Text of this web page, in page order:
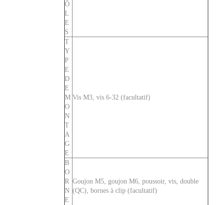
Ô
L
E
S
T
Y
P
E
D
E
M
O
N
T
A
G
E
Vis M3, vis 6-32 (facultatif)
B
O
R
N
E
Goujon M5, goujon M6, poussoir, vis, double
(QC), bornes à clip (facultatif)